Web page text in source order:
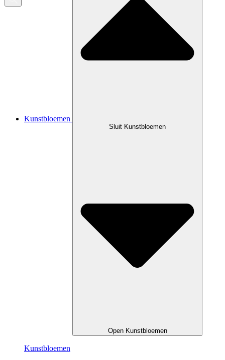
Kunstbloemen
Sluit Kunstbloemen
Open Kunstbloemen
Kunstbloemen